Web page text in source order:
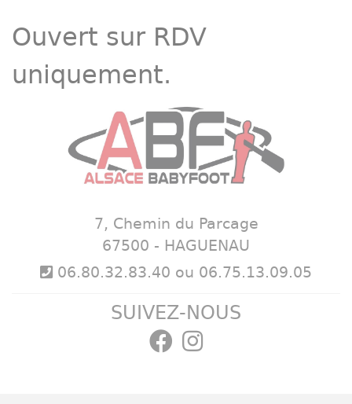
Ouvert sur RDV
uniquement.
7, Chemin du Parcage
67500 - HAGUENAU
06.80.32.83.40 ou 06.75.13.09.05
SUIVEZ-NOUS